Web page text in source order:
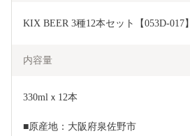
KIX BEER 3種12本セット【053D-017】
内容量
330mlｘ12本
■原産地：大阪府泉佐野市